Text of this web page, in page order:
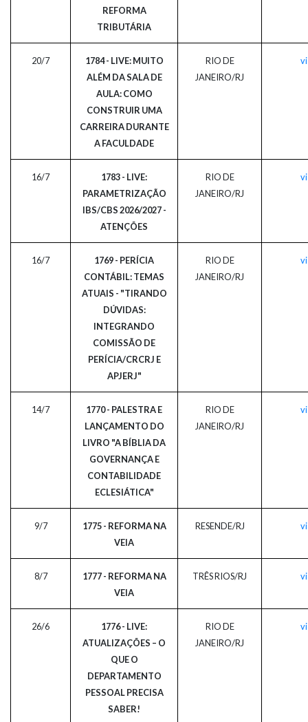
REFORMA
TRIBUTÁRIA
20/7
1784 - LIVE: MUITO
ALÉM DA SALA DE
AULA: COMO
CONSTRUIR UMA
CARREIRA DURANTE
A FACULDADE
RIO DE
JANEIRO/RJ
16/7
1783 - LIVE:
PARAMETRIZAÇÃO
IBS/CBS 2026/2027 -
ATENÇÕES
RIO DE
JANEIRO/RJ
16/7
1769 - PERÍCIA
CONTÁBIL: TEMAS
ATUAIS - "TIRANDO
DÚVIDAS:
INTEGRANDO
COMISSÃO DE
PERÍCIA/CRCRJ E
APJERJ"
RIO DE
JANEIRO/RJ
14/7
1770 - PALESTRA E
LANÇAMENTO DO
LIVRO "A BÍBLIA DA
GOVERNANÇA E
CONTABILIDADE
ECLESIÁTICA"
RIO DE
JANEIRO/RJ
9/7
1775 - REFORMA NA
VEIA
RESENDE/RJ
8/7
1777 - REFORMA NA
VEIA
TRÊS RIOS/RJ
26/6
1776 - LIVE:
ATUALIZAÇÕES – O
QUE O
DEPARTAMENTO
PESSOAL PRECISA
SABER!
RIO DE
JANEIRO/RJ